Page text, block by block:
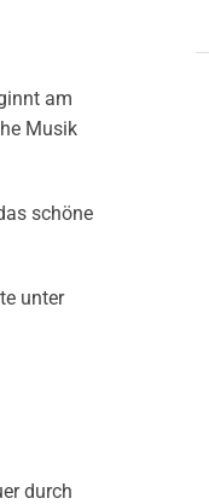
am
Musik
schöne
unter
durch